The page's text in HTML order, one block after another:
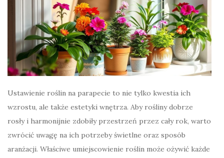
Ustawienie roślin na parapecie to nie tylko kwestia ich
wzrostu, ale także estetyki wnętrza. Aby rośliny dobrze
rosły i harmonijnie zdobiły przestrzeń przez cały rok, warto
zwrócić uwagę na ich potrzeby świetlne oraz sposób
aranżacji. Właściwe umiejscowienie roślin może ożywić każde